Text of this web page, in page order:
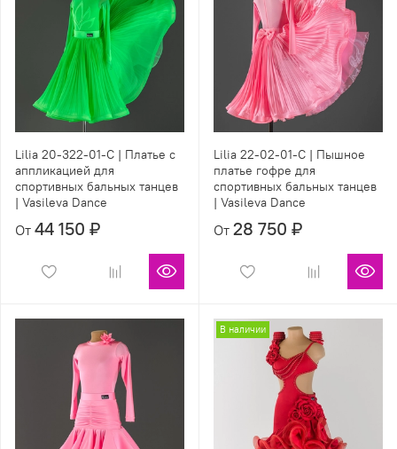
Lilia 20-322-01-C | Платье с
аппликацией для
спортивных бальных танцев
| Vasileva Dance
От 44 150 ₽
Lilia 22-02-01-С | Пышное
платье гофре для
спортивных бальных танцев
| Vasileva Dance
От 28 750 ₽
В наличии